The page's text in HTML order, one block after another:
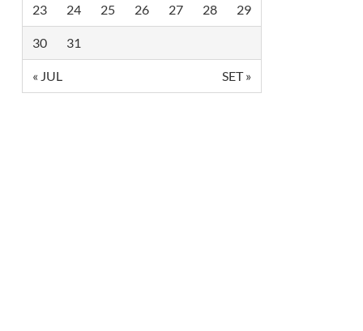
23 24 25 26 27 28 29
30 31
« JUL SET »